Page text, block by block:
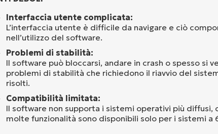
Interfaccia utente complicata:
L’interfaccia utente è difficile da navigare e ciò
nell’utilizzo del software.
Problemi di stabilità:
Il software può bloccarsi, andare in crash o spesso si
problemi di stabilità che richiedono il riavvio del
risolti.
Compatibilità limitata:
Il software non supporta i sistemi operativi più diffusi,
molte funzionalità sono disponibili solo per i sistemi a